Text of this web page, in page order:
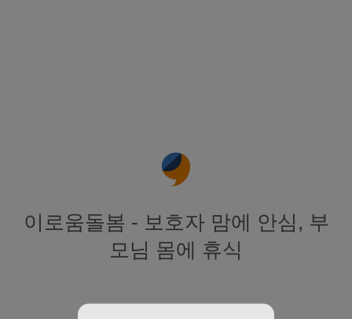
이로움돌봄 - 보호자 맘에 안심, 부
모님 몸에 휴식